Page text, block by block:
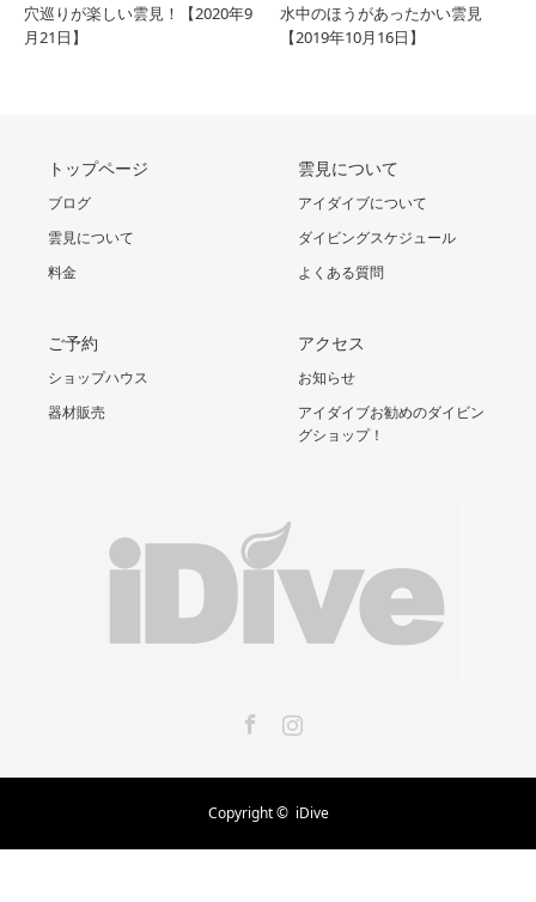
穴巡りが楽しい雲見！【2020年9
月21日】
水中のほうがあったかい雲見
【2019年10月16日】
トップページ
ブログ
雲見について
料金
雲見について
アイダイブについて
ダイビングスケジュール
よくある質問
ご予約
ショップハウス
器材販売
アクセス
お知らせ
アイダイブお勧めのダイビン
グショップ！
Copyright © iDive